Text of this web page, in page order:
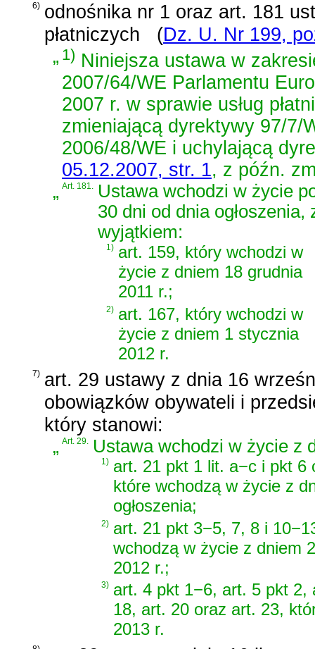
6) odnośnika nr 1 oraz art. 181
płatniczych
(Dz. U. Nr 199,
„1) Niniejsza ustawa w
2007/64/WE Parlamentu
2007 r. w sprawie usług
zmieniającą dyrektywy 97/7/
2006/48/WE i uchylającą
05.12.2007, str. 1, z późn.
„Art. 181. Ustawa wchodzi w życie
30 dni od dnia ogłoszenia,
wyjątkiem:
1) art. 159, który wchodzi w
życie z dniem 18 grudnia
2011 r.;
2) art. 167, który wchodzi w
życie z dniem 1 stycznia
2012 r.
7) art. 29 ustawy z dnia 16
obowiązków obywateli i
który stanowi:
„Art. 29. Ustawa wchodzi w życie z
1) art. 21 pkt 1 lit. a−c i pkt 6
które wchodzą w życie z
ogłoszenia;
2) art. 21 pkt 3−5, 7, 8 i
wchodzą w życie z dniem
2012 r.;
3) art. 4 pkt 1−6, art. 5 pkt
18, art. 20 oraz art. 23,
2013 r.